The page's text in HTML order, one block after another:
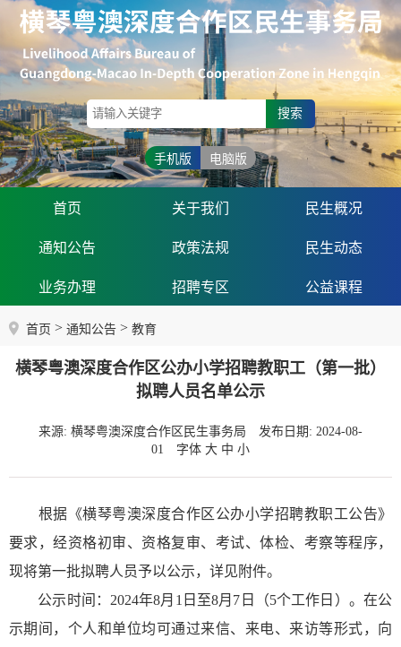
搜索
手机版 电脑版
首页 关于我们 民生概况
通知公告 政策法规 民生动态
业务办理 招聘专区 公益课程
首页 > 通知公告 > 教育
横琴粤澳深度合作区公办小学招聘教职工（第一批）
拟聘人员名单公示
来源: 横琴粤澳深度合作区民生事务局
发布日期: 2024-08-
01
字体 大 中 小
根据《横琴粤澳深度合作区公办小学招聘教职工公告》
要求，经资格初审、资格复审、考试、体检、考察等程序，
现将第一批拟聘人员予以公示，详见附件。
公示时间：2024年8月1日至8月7日（5个工作日）。在公
示期间，个人和单位均可通过来信、来电、来访等形式，向